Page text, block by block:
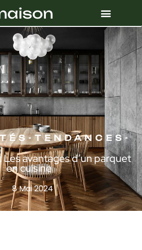
-TENDANCES-
Les avantages d’un parquet
en cuisine
8 Mai 2024